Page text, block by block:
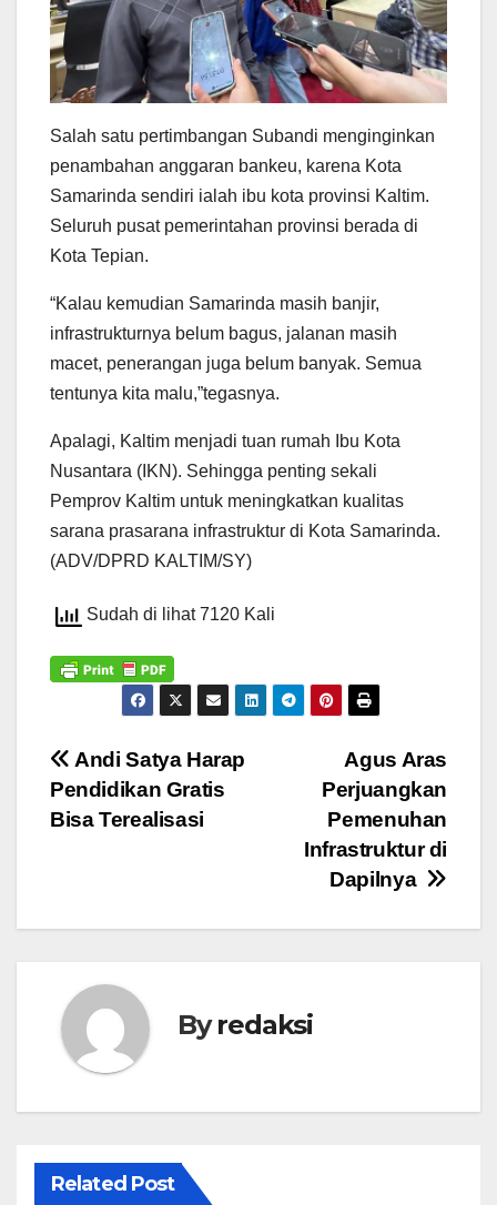
Salah satu pertimbangan Subandi menginginkan
penambahan anggaran bankeu, karena Kota
Samarinda sendiri ialah ibu kota provinsi Kaltim.
Seluruh pusat pemerintahan provinsi berada di
Kota Tepian.
“Kalau kemudian Samarinda masih banjir,
infrastrukturnya belum bagus, jalanan masih
macet, penerangan juga belum banyak. Semua
tentunya kita malu,”tegasnya.
Apalagi, Kaltim menjadi tuan rumah Ibu Kota
Nusantara (IKN). Sehingga penting sekali
Pemprov Kaltim untuk meningkatkan kualitas
sarana prasarana infrastruktur di Kota Samarinda.
(ADV/DPRD KALTIM/SY)
Sudah di lihat 7120 Kali
Navigasi
pos
Agus Aras
Perjuangkan
Pemenuhan
Infrastruktur di
Dapilnya
Andi Satya Harap
Pendidikan Gratis
Bisa Terealisasi
Byredaksi
Related Post